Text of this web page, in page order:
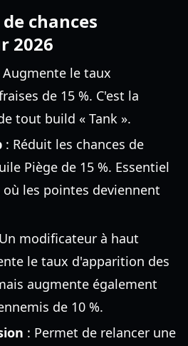
chances
2026
Augmente le taux
de 15 %. C'est la
tout build « Tank ».
: Réduit les chances de
Piège de 15 %. Essentiel
les pointes deviennent
modificateur à haut
le taux d'apparition des
augmente également
de 10 %.
: Permet de relancer une